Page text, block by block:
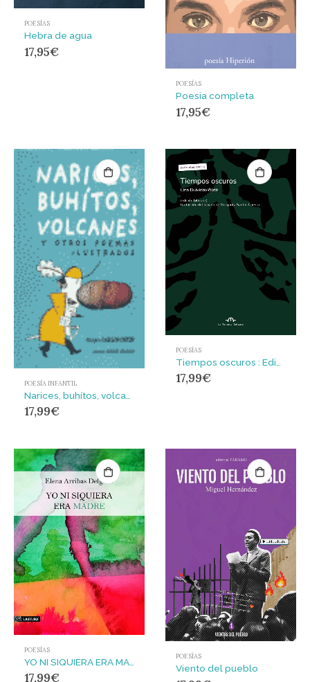
POESÍAS
Hebra de agua
17,95€
POESÍAS
Poesia completa
17,95€
POESÍA INFANTIL
17,99€
POESÍAS
17,99€
POESÍAS
17,99€
POESÍAS
Viento del pueblo